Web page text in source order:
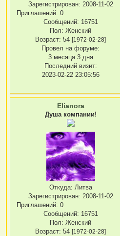
Зарегистрирован: 2008-11-02
Приглашений: 0
Сообщений: 16751
Пол: Женский
Возраст: 54[1972-02-28]
Провел на форуме:
3 месяца 3 дня
Последний визит:
2023-02-22 23:05:56
Elianora
Душа компании!
Откуда: Литва
Зарегистрирован: 2008-11-02
Приглашений: 0
Сообщений: 16751
Пол: Женский
Возраст: 54[1972-02-28]